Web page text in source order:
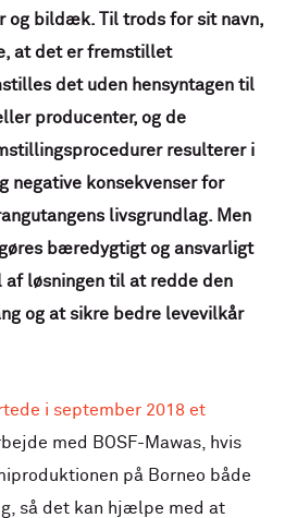
og bildæk. Til trods for sit navn,
at det er fremstillet
det uden hensyntagen til
producenter, og de
resulterer i
negative konsekvenser for
livsgrundlag. Men
bæredygtigt og ansvarligt
af løsningen til at redde den
og at sikre bedre levevilkår
i september 2018 et
med BOSF-Mawas, hvis
på Borneo både
så det kan hjælpe med at